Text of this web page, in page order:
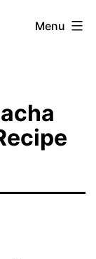
Menu